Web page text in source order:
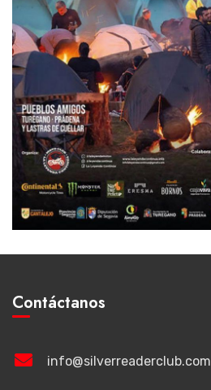
Contáctanos
info@silverreaderclub.com